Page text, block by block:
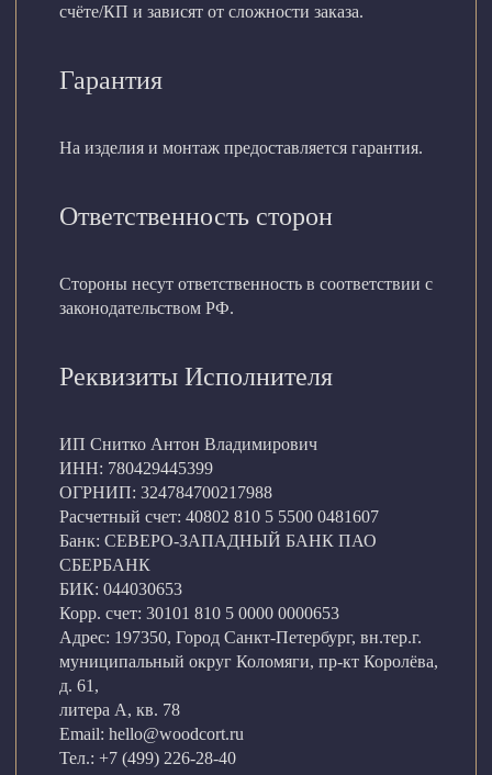
счёте/КП и зависят от сложности заказа.
Гарантия
На изделия и монтаж предоставляется гарантия.
Ответственность сторон
Стороны несут ответственность в соответствии с
законодательством РФ.
Реквизиты Исполнителя
ИП Снитко Антон Владимирович
ИНН: 780429445399
ОГРНИП: 324784700217988
Расчетный счет: 40802 810 5 5500 0481607
Банк: СЕВЕРО-ЗАПАДНЫЙ БАНК ПАО
СБЕРБАНК
БИК: 044030653
Корр. счет: 30101 810 5 0000 0000653
Адрес: 197350, Город Санкт-Петербург, вн.тер.г.
муниципальный округ Коломяги, пр-кт Королёва,
д. 61,
литера А, кв. 78
Email: hello@woodcort.ru
Тел.: +7 (499) 226-28-40